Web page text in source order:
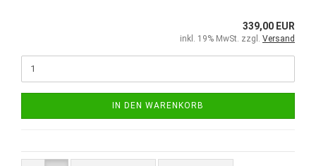
339,00 EUR
inkl. 19% MwSt. zzgl. Versand
IN DEN WARENKORB